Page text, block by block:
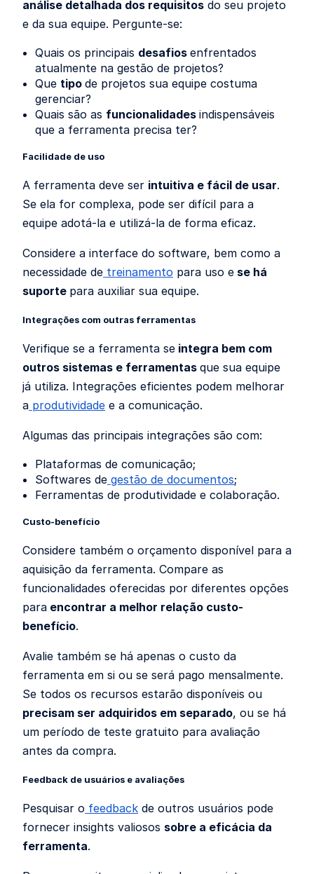
análise detalhada dos requisitos do seu projeto
e da sua equipe. Pergunte-se:
Quais os principais desafios enfrentados
atualmente na gestão de projetos?
Que tipo de projetos sua equipe costuma
gerenciar?
Quais são as funcionalidades indispensáveis
que a ferramenta precisa ter?
Facilidade de uso
A ferramenta deve ser intuitiva e fácil de usar.
Se ela for complexa, pode ser difícil para a
equipe adotá-la e utilizá-la de forma eficaz.
Considere a interface do software, bem como a
necessidade de treinamento para uso e se há
suporte para auxiliar sua equipe.
Integrações com outras ferramentas
Verifique se a ferramenta se integra bem com
outros sistemas e ferramentas que sua equipe
já utiliza. Integrações eficientes podem melhorar
a produtividade e a comunicação.
Algumas das principais integrações são com:
Plataformas de comunicação;
Softwares de gestão de documentos;
Ferramentas de produtividade e colaboração.
Custo-benefício
Considere também o orçamento disponível para a
aquisição da ferramenta. Compare as
funcionalidades oferecidas por diferentes opções
para encontrar a melhor relação custo-
benefício.
Avalie também se há apenas o custo da
ferramenta em si ou se será pago mensalmente.
Se todos os recursos estarão disponíveis ou
precisam ser adquiridos em separado, ou se há
um período de teste gratuito para avaliação
antes da compra.
Feedback de usuários e avaliações
Pesquisar o feedback de outros usuários pode
fornecer insights valiosos sobre a eficácia da
ferramenta.